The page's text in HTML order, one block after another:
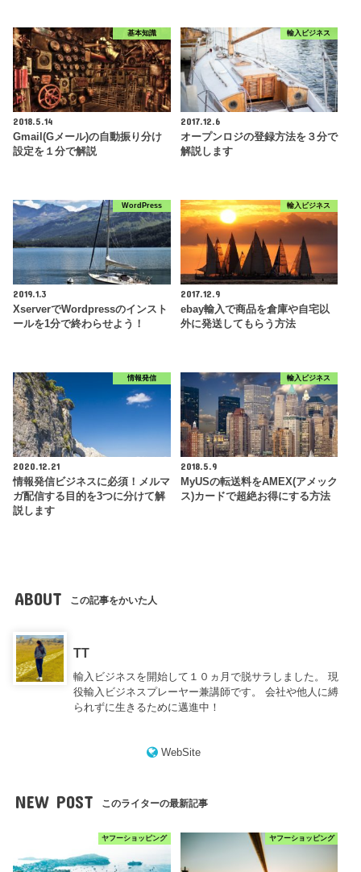
基本知識
2018.5.14
Gmail(Gメール)の自動振り分け
設定を１分で解説
輸入ビジネス
2017.12.6
オープンロジの登録方法を３分で
解説します
WordPress
2019.1.3
XserverでWordpressのインスト
ールを1分で終わらせよう！
輸入ビジネス
2017.12.9
ebay輸入で商品を倉庫や自宅以
外に発送してもらう方法
情報発信
2020.12.21
情報発信ビジネスに必須！メルマ
ガ配信する目的を3つに分けて解
説します
輸入ビジネス
2018.5.9
MyUSの転送料をAMEX(アメック
ス)カードで超絶お得にする方法
ABOUT この記事をかいた人
TT
輸入ビジネスを開始して１０ヵ月で脱サラしました。 現
役輸入ビジネスプレーヤー兼講師です。 会社や他人に縛
られずに生きるために邁進中！
WebSite
NEW POST このライターの最新記事
ヤフーショッピング ヤフーショッピング